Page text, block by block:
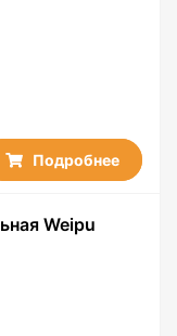
Подробнее
Weipu